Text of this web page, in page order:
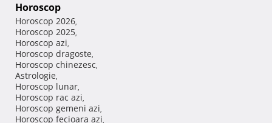
Horoscop
Horoscop 2026,
Horoscop 2025,
Horoscop azi,
Horoscop dragoste,
Horoscop chinezesc,
Astrologie,
Horoscop lunar,
Horoscop rac azi,
Horoscop gemeni azi,
Horoscop fecioara azi,